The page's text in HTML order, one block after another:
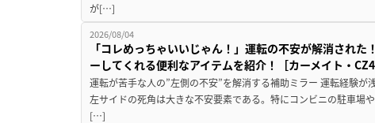
が[…]
2026/08/04
「コレめっちゃいいじゃん！」運転の不安が解消され
ーしてくれる便利なアイテムを紹介！［カーメイト・
運転が苦手な人の”左側の不安”を解消する補助ミラー 運転経験が
左サイドの死角は大きな不安要素である。特にコンビニの駐車場
[…]